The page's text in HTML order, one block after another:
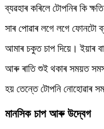
ব্যৱহাৰ কৰিলে টোপনিৰ কি
সাৰ পোৱাৰ লগে লগে ফোনটো
আমাৰ চকুত চাপ দিয়ে। ইয়াৰ
আৰু ৰাতি শুই থকাৰ সময়ত
হয় তেন্তে টোপনি নোহোৱাৰ
মানসিক চাপ আৰু উদ্বেগ